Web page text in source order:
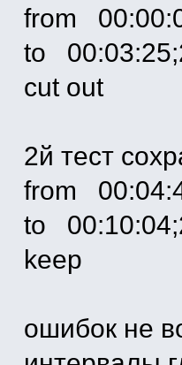
from
to
cut out
2й тест
from
to
keep
ошибок не